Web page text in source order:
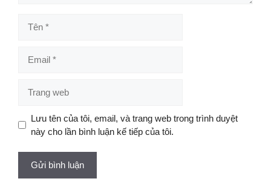
web
Lưu tên của tôi, email, và trang web trong trình duyệt
này cho lần bình luận kế tiếp của tôi.